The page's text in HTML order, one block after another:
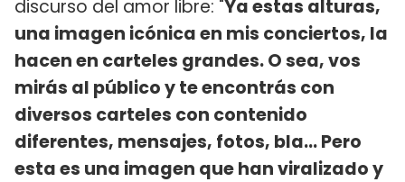
discurso del amor libre: "Ya estas alturas,
una imagen icónica en mis conciertos, la
hacen en carteles grandes. O sea, vos
mirás al público y te encontrás con
diversos carteles con contenido
diferentes, mensajes, fotos, bla... Pero
esta es una imagen que han viralizado y